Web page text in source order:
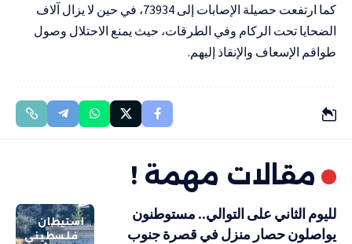
كما ارتفعت حصيلة الإصابات إلى 73934، في حين لا يزال آلاف
الضحايا تحت الركام وفي الطرقات، حيث يمنع الاحتلال وصول
طواقم الإسعاف والإنقاذ إليهم.
مقالات مهمة !
استيطان
فلسطيني
لليوم الثاني على التوالي.. مستوطنون
يواصلون حصار منزل في قصرة جنوب